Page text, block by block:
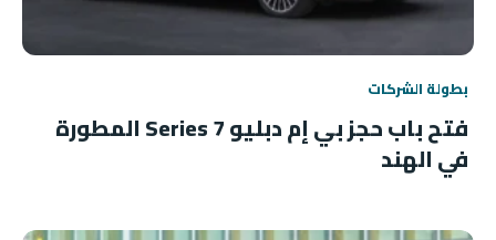
بطولة الشركات
فتح باب حجز بي إم دبليو 7 Series المطورة
في الهند